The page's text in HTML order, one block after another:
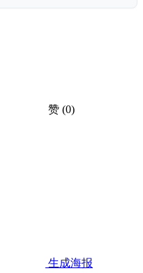
赞 (0)
生成海报